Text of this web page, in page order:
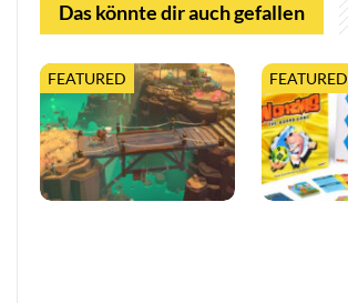
Das könnte dir auch gefallen
FEATURED FEATURED